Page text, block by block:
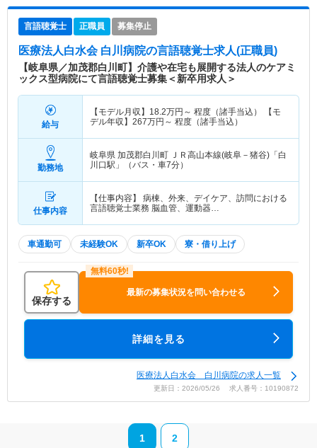
言語聴覚士 正職員 募集停止
医療法人白水会 白川病院の言語聴覚士求人(正職員)
【岐阜県／加茂郡白川町】介護や在宅も展開する法人のケアミ
ックス型病院にて言語聴覚士募集＜新卒用求人＞
給与
【モデル月収】 18.2万円～ 程度（諸手当込） 【モ
デル年収】 267万円～ 程度（諸手当込）
勤務地
岐阜県 加茂郡白川町 ＪＲ高山本線(岐阜－猪谷)「白
川口駅」（バス・車7分）
仕事内容
【仕事内容】 病棟、外来、デイケア、訪問における
言語聴覚士業務 脳血管、運動器…
車通勤可 未経験OK 新卒OK 寮・借り上げ
保存する
最新の募集状況を問い合わせる
詳細を見る
医療法人白水会 白川病院の求人一覧
更新日：2026/05/26 求人番号：10190872
1 2